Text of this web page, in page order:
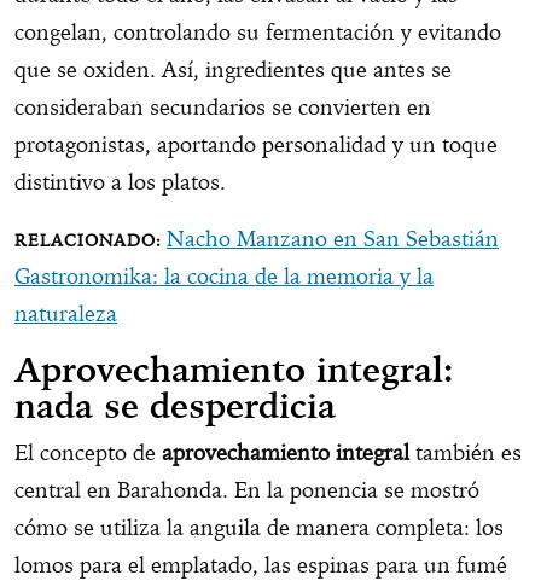
congelan, controlando su fermentación y evitando
que se oxiden. Así, ingredientes que antes se
consideraban secundarios se convierten en
protagonistas, aportando personalidad y un toque
distintivo a los platos.
Nacho Manzano en San Sebastián
Gastronomika: la cocina de la memoria y la
naturaleza
Aprovechamiento integral:
nada se desperdicia
El concepto de aprovechamiento integraltambién es
central en Barahonda. En la ponencia se mostró
cómo se utiliza la anguila de manera completa: los
lomos para el emplatado, las espinas para un fumé